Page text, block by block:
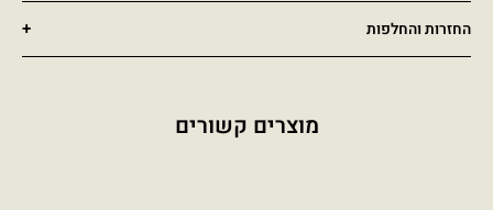
החזרות והחלפות
מוצרים קשורים